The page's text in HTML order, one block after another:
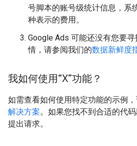
号脚本的账号级统计信息，系
种表示的费用。
Google Ads 可能还没有您要
情，请参阅我们的数据新鲜度
我如何使用“X”功能？
如需查看如何使用特定功能的示例
解决方案。如果您找不到合适的代
提出请求。